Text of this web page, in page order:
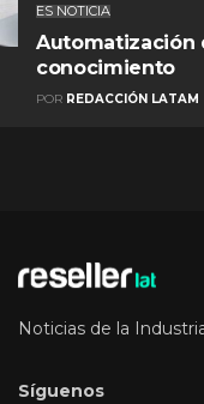
ES NOTICIA
Automatización
conocimiento
POR REDACCIÓN LATAM
Noticias de la
Síguenos